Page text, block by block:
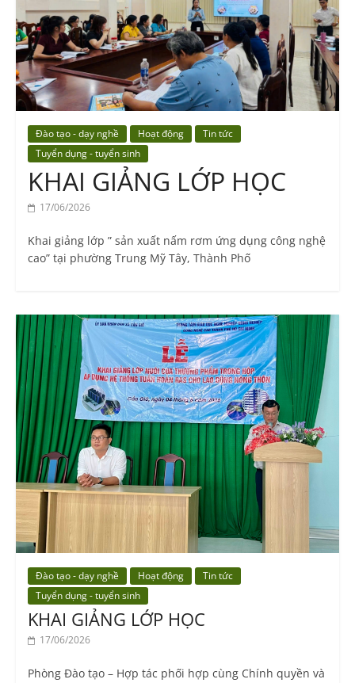
Education
Center
Đào tạo - dạy nghề Hoạt động
Tin tức
Tuyển dụng - tuyển sinh
KHAI GIẢNG LỚP HỌC
17/06/2026
Khai giảng lớp ” sản xuất nấm rơm ứng dụng công nghệ
cao” tại phường Trung Mỹ Tây, Thành Phố
Đào tạo - dạy nghề Hoạt động
Tin tức
Tuyển dụng - tuyển sinh
KHAI GIẢNG LỚP HỌC
17/06/2026
Phòng Đào tạo – Hợp tác phối hợp cùng Chính quyền và